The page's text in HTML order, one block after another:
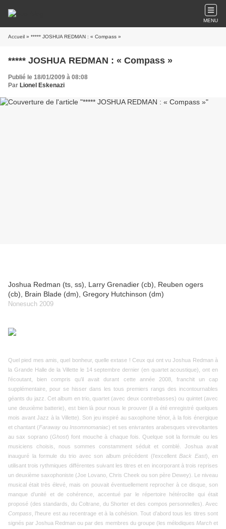
MENU
Accueil » ***** JOSHUA REDMAN : « Compass »
***** JOSHUA REDMAN : « Compass »
Publié le 18/01/2009 à 08:08
Par Lionel Eskenazi
Joshua Redman (ts, ss), Larry Grenadier (cb), Reuben ogers
(cb), Brain Blade (dm), Gregory Hutchinson (dm)
Nonesuch 2009
Quel pied mes amis, quel bonheur, quelle extase ! Ceux qui ont vu Joshua Redman à
la Grande Halle de la Villette le 14 septembre dernier (en quartet acoustique), ont en
l’écoutant, bien compris qu’il avait durant cette année 2008, franchit un cap
supplémentaire, pour se hisser dans les tous premiers rangs des incontournables
géants du jazz. Cet album en trio, quartet (avec deux contrebasses) ou quintet (avec
une deuxième batterie), est bien là pour nous le prouver (il a été enregistré quelques
mois avant Jazz à la Villette). Son jeu inspiré au saxophone ténor, à la fois énergique
et chantant (Faraway ou Insomnomaniac) et ses enivrantes arabesques virevoltantes
au sax soprano (Ghost) font mouche à chaque fois. Quelque soit la formule ou les
musiciens choisis, nous sommes constamment séduit et comblé. Joshua avait
inauguré la formule du trio avec son album précédent (l’excellent Back East), en
utilisant trois rythmiques différentes suivant les titres et en incorporant à trois reprises
un deuxième saxophoniste (Joe Lovano, Chris Cheek ou son père Dewey). Le niveau
musical était très élevé, mais on pouvait éventuellement reprocher à ce disque, son
manque d’unité et de cohérence, accentué par le répertoire hétéroclite qui était
proposé (des standards, du Coltrane, du Shorter et des compos personnelles). Avec
Compass , l’heure est au recentrage et à la cohésion. Tout d’abord tous les titres sont
signés par Joshua Redman ou par des membres du groupe (les mélodiques Marchet